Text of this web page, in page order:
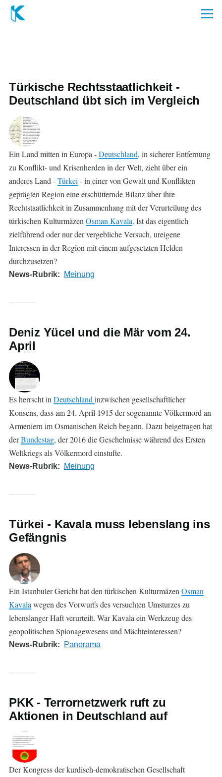
Direkt zum Inhalt
Menü
Türkische Rechtsstaatlichkeit -
Deutschland übt sich im Vergleich
Ein Land mitten in Europa -Deutschland, in sicherer Entfernung
zu Konflikt- und Krisenherden in der Welt, zieht über ein
anderes Land -Türkei - in einer von Gewalt und Konflikten
geprägten Region eine erschütternde Bilanz über ihre
Rechtstaatlichkeit in Zusammenhang mit der Verurteilung des
türkischen Kulturmäzen Osman Kavala. Ist das eigentlich
zielführend oder nur der vergebliche Versuch, ureigene
Interessen in der Region mit einem aufgesetzten Helden
durchzusetzen?
News-Rubrik Meinung
Deniz Yücel und die Mär vom 24.
April
Es herrscht in Deutschland inzwischen gesellschaftlicher
Konsens, dass am 24. April 1915 der sogenannte Völkermord an
Armeniern im Osmanischen Reich begann. Dazu beigetragen hat
derBundestag, der 2016 die Geschehnisse während des Ersten
Weltkriegs als Völkermord einstufte.
News-Rubrik Meinung
Türkei - Kavala muss lebenslang ins
Gefängnis
Ein Istanbuler Gericht hat den türkischen Kulturmäzen Osman
Kavala wegen des Vorwurfs des versuchten Umsturzes zu
lebenslanger Haft verurteilt. War Kavala ein Werkzeug des
geopolitischen Spionagewesens und Mächteinteressen?
News-Rubrik Panorama
PKK - Terrornetzwerk ruft zu
Aktionen in Deutschland auf
Der Kongress der kurdisch-demokratischen Gesellschaft